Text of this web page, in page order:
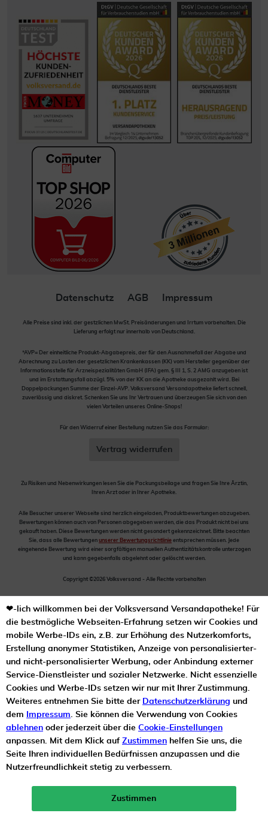
Neukunden-Rabatt ab 49€!
Datenschutz AGB Impressum
Alle Preise sind inkl. der gestzlichen MwSt. Preisänderungen und Irrtum vorbehalten. Die
Lieferung erfolgt nur innerhalb von Deutschland.
*AVP= Der einheitliche Produkt-Abgabepreis, der für den Ausnahmefall der Abgabe und
Abrechnung zu Lasten der gesetzlichen Krankenkassen (KK) vom Hersteller gegenüber der
Informationsstelle für Arzneispezialitäten GmbH (IFA) gem. § III 1, S. 2 AMG anzugeben ist
und im Erstattungsfall abzügl. 5% von der KK an die Apotheke ausgezahlt wird. Bei
Doppelpackungen Summe der Einzel-AVP. Volksversand Versandapotheke liefert schnell,
zuverlässig und diskret. Schenken Sie uns Ihr Vertrauen und überzeugen Sie sich von den
vielen Vorteilen unseres Online-Shops!
Für den Widerruf einer Bestellung nutzen Sie das Formular:
Vertrag widerrufen
Zu Risiken und Nebenwirkungen lesen Sie die Packungsbeilage und fragen Sie Ihre Ärztin,
Ihren Arzt oder in Ihrer Apotheke.
Alle Besucher unserer Webseite sind herzlich eingeladen, Produktbewertungen abzugeben.
Bewertungen können auch von Personen abgegeben werden, die das Produkt nicht bei uns
gekauft haben. Diese Bewertungen werden nicht gesondert gekennzeichnet. Bitte beachten
Sie, dass alle Bewertungen unserer Bewertungsrichtlinie entsprechen müssen. Jede
eingehende Bewertung wird einer sorgfältigen manuellen Authentizitätskontrolle unterzogen
und kann gegebenfalls abgelehnt oder gelöscht werden.
Copyright ©2026 Volksversand - Alle Rechte vorbehalten
❤-lich willkommen bei der Volksversand Versandapotheke! Für
die bestmögliche Webseiten-Erfahrung setzen wir Cookies und
mobile Werbe-IDs ein, z.B. zur Erhöhung des Nutzerkomforts,
Erstellung anonymer Statistiken, Anzeige von personalisierter-
und nicht-personalisierter Werbung, oder Anbindung externer
Service-Dienstleister und sozialer Netzwerke. Nicht essenzielle
Cookies und Werbe-IDs setzen wir nur mit Ihrer Zustimmung.
Weiteres entnehmen Sie bitte der Datenschutzerklärung und
dem
Impressum. Sie können die Verwendung von Cookies
ablehnen oder jederzeit über die Cookie-Einstellungen
anpassen. Mit dem Klick auf Zustimmen helfen Sie uns, die
Seite Ihren individuellen Bedürfnissen anzupassen und die
Nutzerfreundlichkeit stetig zu verbessern.
Zustimmen